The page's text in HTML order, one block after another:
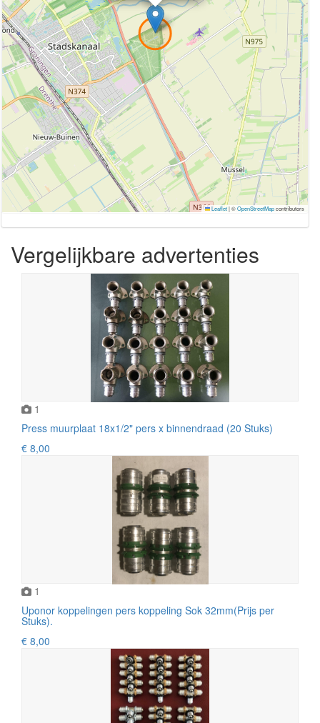
Leaflet|©OpenStreetMapcontributors
Vergelijkbare advertenties
1
Press muurplaat 18x1/2" pers x binnendraad (20 Stuks)
€ 8,00
1
Uponor koppelingen pers koppeling Sok 32mm(Prijs per
Stuks).
€ 8,00